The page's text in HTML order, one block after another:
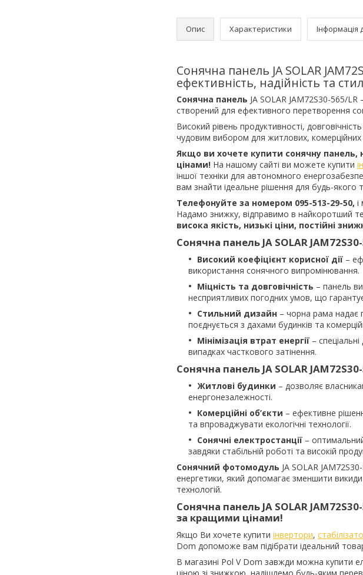
Опис Характеристики Інформація
Сонячна панель JA SOLAR
ефективність, надійність та
Сонячна панель JA SOLAR JAM72S30-565/
створений для ефективного перетворення
Високий рівень продуктивності,
чудовим вибором для житлових,
Якщо ви хочете купити сонячну
цінами! На нашому сайті ви можете купити
іншої техніки для автономного
вам знайти ідеальне рішення для будь-
Телефонуйте за номером 095-513-29-50,
Надамо знижку, відправимо в найкоротший
висока якість, низькі ціни, постійні
Сонячна панель JA SOLAR
Високий коефіцієнт корисної дії –
використання сонячного випромінювання.
Міцність та довговічність – панель
несприятливих погодних умов, що
Стильний дизайн – чорна рама надає
поєднується з дахами будинків та
Мінімізація втрат енергії –
випадках часткового затінення.
Сонячна панель JA SOLAR
Житлові будинки – дозволяє
енергонезалежності.
Комерційні об’єкти – ефективне
та впроваджувати екологічні технології.
Сонячні електростанції –
завдяки стабільній роботі та високій
Сонячний фотомодуль JA SOLAR
енергетики, який допомагає зменшити викиди
технологій.
Сонячна панель JA SOLAR
за кращими цінами!
Якщо Ви хочете купити інвертори,
Dom допоможе вам підібрати ідеальний
В магазині Pol V Dom завжди можна купити
ціною зі знижкою, надішлемо будь-яким